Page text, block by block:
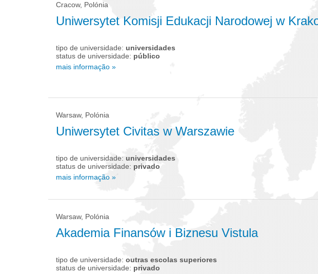
Cracow, Polónia
Uniwersytet Komisji Edukacji Narodowej w
tipo de universidade: universidades
status de universidade: público
mais informação »
Warsaw, Polónia
Uniwersytet Civitas w Warszawie
tipo de universidade: universidades
status de universidade: privado
mais informação »
Warsaw, Polónia
Akademia Finansów i Biznesu Vistula
tipo de universidade: outras escolas superiores
status de universidade: privado